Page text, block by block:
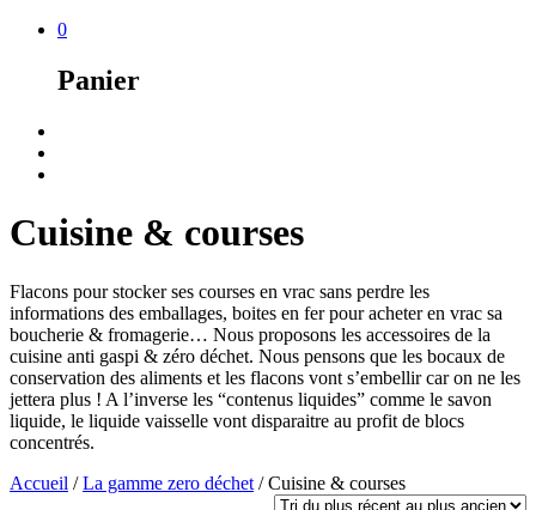
0
Panier
Cuisine & courses
Flacons pour stocker ses courses en vrac sans perdre les
informations des emballages, boites en fer pour acheter en vrac sa
boucherie & fromagerie… Nous proposons les accessoires de la
cuisine anti gaspi & zéro déchet. Nous pensons que les bocaux de
conservation des aliments et les flacons vont s’embellir car on ne les
jettera plus ! A l’inverse les “contenus liquides” comme le savon
liquide, le liquide vaisselle vont disparaitre au profit de blocs
concentrés.
Accueil / La gamme zero déchet /Cuisine & courses